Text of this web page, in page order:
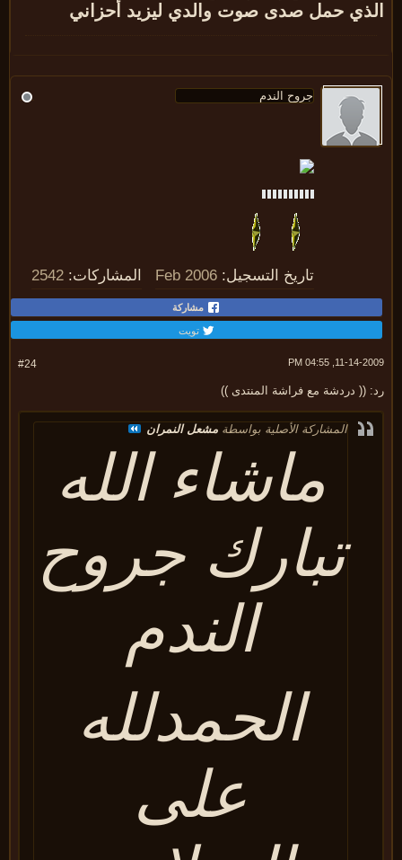
حمل صدى صوت والدي ليزيد أحزاني
تاريخ التسجيل: Feb 2006 المشاركات: 2542
مشاركة
تويت
11-14-2009,
(( دردشة مع فراشة المنتدى ))
المشاركة الأصلية بواسطةمشعل النمران
ماشاء الله
تبارك جروح
الندم
الحمدلله
على